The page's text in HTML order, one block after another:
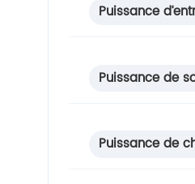
Puissance
Puissance de
Puissance de